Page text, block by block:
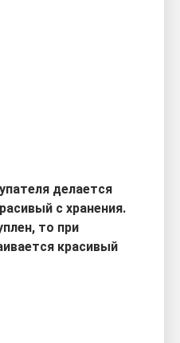
делается
с хранения.
то при
красивый